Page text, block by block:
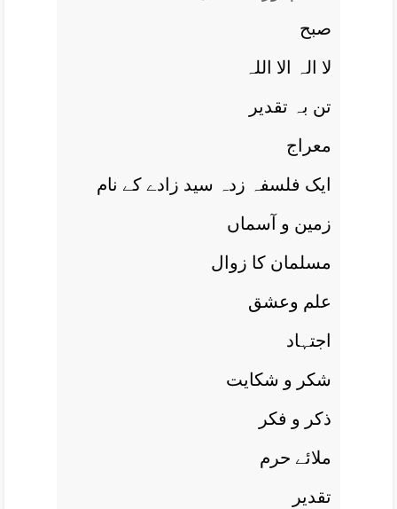
صبح
لا الہ الا اللہ
تن بہ تقدير
معراج
ايک فلسفہ زدہ سيد زادے کے نام
زمين و آسماں
مسلمان کا زوال
علم وعشق
اجتہاد
شکر و شکايت
ذکر و فکر
ملائے حرم
تقدير